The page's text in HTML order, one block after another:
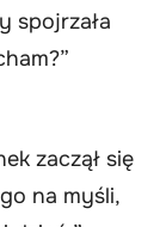
spojrzała
zaczął się
na myśli,